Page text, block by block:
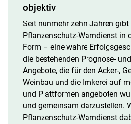
objektiv
Seit nunmehr zehn Jahren gibt
Pflanzenschutz-Warndienst in
Form – eine wahre
die bestehenden Prognose-
Angebote, die für den Acker-,
Weinbau und die Imkerei auf
und Plattformen angeboten
und gemeinsam darzustellen.
Pflanzenschutz-Warndienst